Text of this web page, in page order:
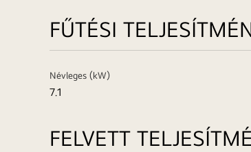
FŰTÉSI
Névleges (kW)
7.1
FELVETT